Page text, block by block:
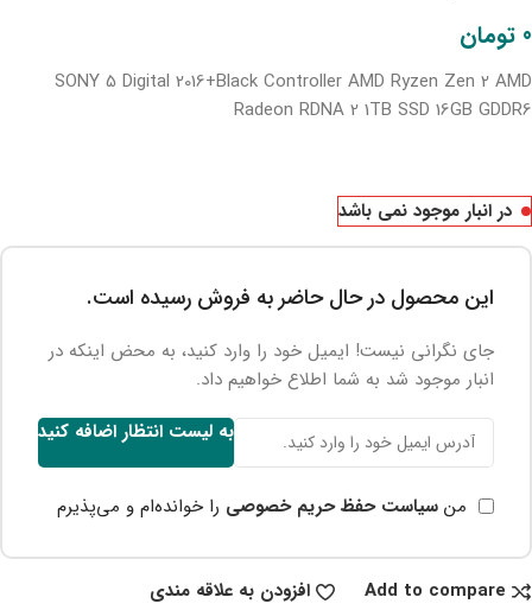
0 تومان
SONY 5 Digital 2016+Black Controller AMD Ryzen Zen 2 AMD
Radeon RDNA 2 1TB SSD 16GB GDDR6
در انبار موجود نمی باشد
این محصول در حال حاضر به فروش رسیده است.
جای نگرانی نیست! ایمیل خود را وارد کنید، به محض اینکه در
انبار موجود شد به شما اطلاع خواهیم داد.
به لیست انتظار اضافه کنید
من سیاست حفظ حریم خصوصی را خوانده‌ام و می‌پذیرم
Add to compare افزودن به علاقه مندی